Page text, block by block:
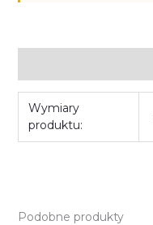
Wymiary
produktu:
Podobne produkty